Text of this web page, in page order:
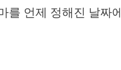
언제 정해진 날짜